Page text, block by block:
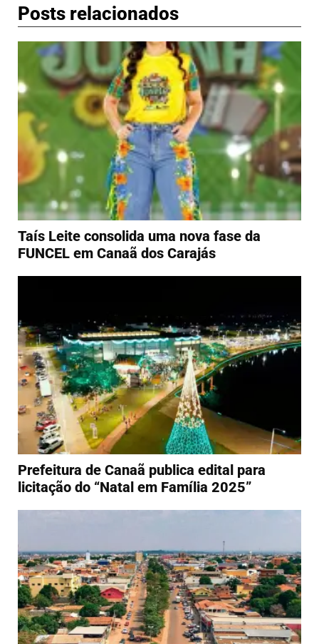
Posts relacionados
Taís Leite consolida uma nova fase da
FUNCEL em Canaã dos Carajás
Prefeitura de Canaã publica edital para
licitação do “Natal em Família 2025”